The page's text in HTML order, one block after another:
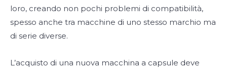
loro, creando non pochi problemi di compatibilità,
spesso anche tra macchine di uno stesso marchio ma
di serie diverse.
L’acquisto di una nuova macchina a capsule deve